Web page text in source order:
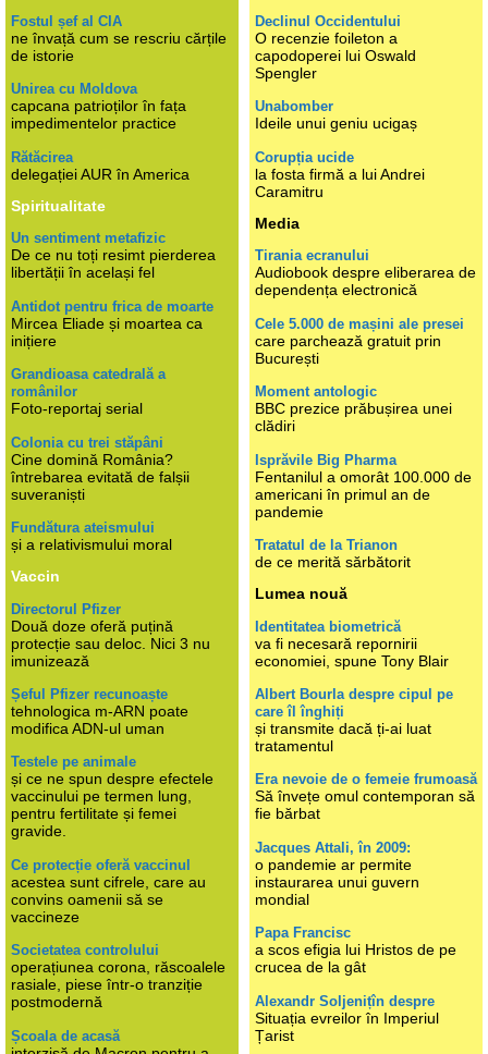
Fostul șef al CIA
ne învață cum se rescriu cărțile
de istorie
Unirea cu Moldova
capcana patrioților în fața
impedimentelor practice
Rătăcirea
delegației AUR în America
Spiritualitate
Un sentiment metafizic
De ce nu toți resimt pierderea
libertății în același fel
Antidot pentru frica de moarte
Mircea Eliade și moartea ca
inițiere
Grandioasa catedrală a
românilor
Foto-reportaj serial
Colonia cu trei stăpâni
Cine domină România?
întrebarea evitată de falșii
suveraniști
Fundătura ateismului
și a relativismului moral
Vaccin
Directorul Pfizer
Două doze oferă puțină
protecție sau deloc. Nici 3 nu
imunizează
Șeful Pfizer recunoaște
tehnologica m-ARN poate
modifica ADN-ul uman
Testele pe animale
și ce ne spun despre efectele
vaccinului pe termen lung,
pentru fertilitate și femei
gravide.
Ce protecție oferă vaccinul
acestea sunt cifrele, care au
convins oamenii să se
vaccineze
Societatea controlului
operațiunea corona, răscoalele
rasiale, piese într-o tranziție
postmodernă
Școala de acasă
Declinul Occidentului
O recenzie foileton a
capodoperei lui Oswald
Spengler
Unabomber
Ideile unui geniu ucigaș
Corupția ucide
la fosta firmă a lui Andrei
Caramitru
Media
Tirania ecranului
Audiobook despre eliberarea de
dependența electronică
Cele 5.000 de mașini ale presei
care parchează gratuit prin
București
Moment antologic
BBC prezice prăbușirea unei
clădiri
Isprăvile Big Pharma
Fentanilul a omorât 100.000 de
americani în primul an de
pandemie
Tratatul de la Trianon
de ce merită sărbătorit
Lumea nouă
Identitatea biometrică
va fi necesară repornirii
economiei, spune Tony Blair
Albert Bourla despre cipul pe
care îl înghiți
și transmite dacă ți-ai luat
tratamentul
Era nevoie de o femeie frumoasă
Să învețe omul contemporan să
fie bărbat
Jacques Attali, în 2009:
o pandemie ar permite
instaurarea unui guvern
mondial
Papa Francisc
a scos efigia lui Hristos de pe
crucea de la gât
Alexandr Soljenițîn despre
Situația evreilor în Imperiul
Țarist